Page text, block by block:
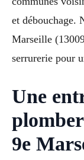
et débouchage.
Marseille
serrurerie pour
Une
9e